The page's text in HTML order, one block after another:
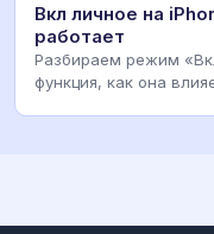
Вкл личное на
работает
Разбираем режим
функция, как она